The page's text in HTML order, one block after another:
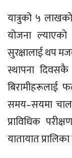
यात्रुको ५
योजना
सुरक्षालाई थप
स्थापना
बिरामीहरूलाई
समय–सयमा
प्राविधिक
यातायात